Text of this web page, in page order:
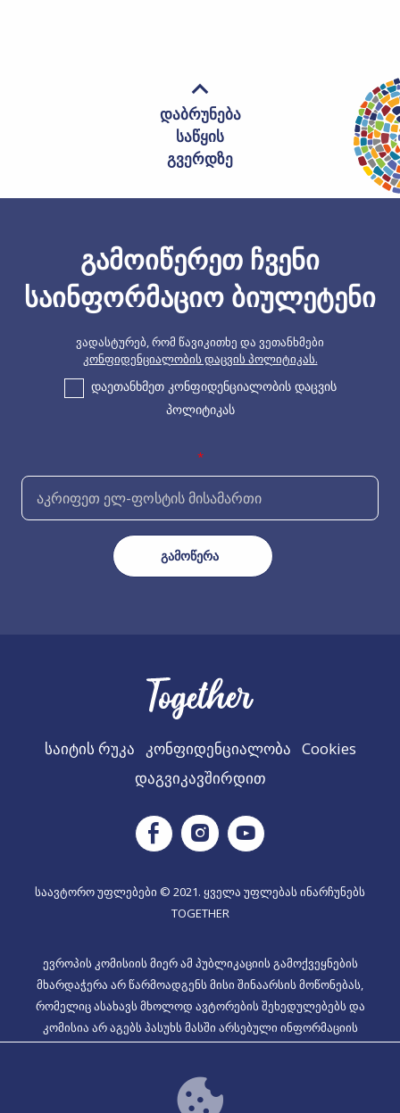
დაბრუნება
საწყის
გვერდზე
გამოიწერეთ ჩვენი
საინფორმაციო ბიულეტენი
ვადასტურებ, რომ წავიკითხე და ვეთანხმები
კონფიდენციალობის დაცვის პოლიტიკას.
დაეთანხმეთ კონფიდენციალობის დაცვის
პოლიტიკას
საიტის რუკა კონფიდენციალობა Cookies
დაგვიკავშირდით
FacebookInstagramYoutube
საავტორო უფლებები © 2021. ყველა უფლებას ინარჩუნებს
TOGETHER
ევროპის კომისიის მიერ ამ პუბლიკაციის გამოქვეყნების
მხარდაჭერა არ წარმოადგენს მისი შინაარსის მოწონებას,
რომელიც ასახავს მხოლოდ ავტორების შეხედულებებს და
კომისია არ აგებს პასუხს მასში არსებული ინფორმაციის